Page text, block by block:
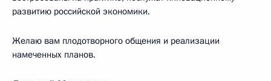
развитию российской экономики.
Желаю вам плодотворного общения и реализации
намеченных планов.